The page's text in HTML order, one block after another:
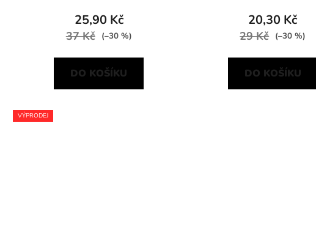
25,90 Kč
37 Kč (–30 %)
DO KOŠÍKU
20,30 Kč
29 Kč (–30 %)
DO KOŠÍKU
VÝPRODEJ